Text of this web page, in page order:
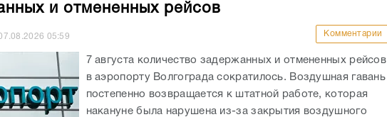
и отмененных рейсов
05:59 Комментарии
7 августа количество задержанных и отмененных рейсов
в аэропорту Волгограда сократилось. Воздушная гавань
постепенно возвращается к штатной работе, которая
накануне была нарушена из-за закрытия воздушного